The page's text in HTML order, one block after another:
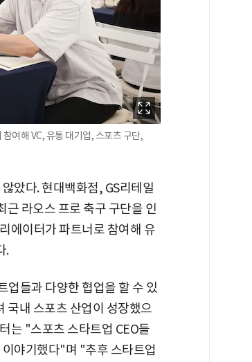
여해 VC, 유통 대기업, 스포츠 구단,
았다. 현대백화점, GS리테일
근 라오스 프로 축구 구단을 인
에이터가 파트너로 참여해 유
.
업들과 다양한 협업을 할 수 있
국내 스포츠 산업이 성장했으
는 "스포츠 스타트업 CEO들
야기했다"며 "추후 스타트업